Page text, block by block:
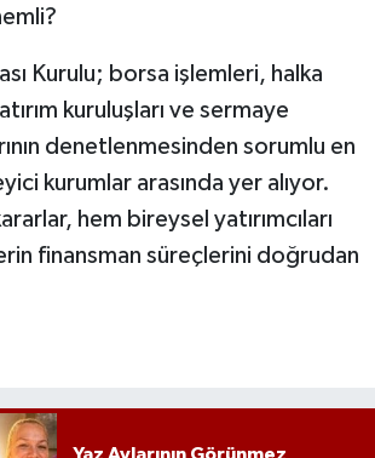
Kurulu; borsa işlemleri, halka
kuruluşları ve sermaye
denetlenmesinden sorumlu en
kurumlar arasında yer alıyor.
hem bireysel yatırımcıları
finansman süreçlerini doğrudan